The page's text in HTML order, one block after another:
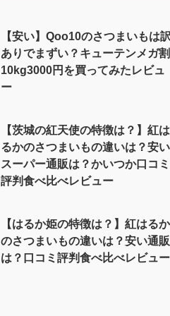
【安い】Qoo10のさつまいもは
ありでまずい？キューテンメガ割
10kg3000円を買ってみたレビュ
ー
【茨城の紅天使の特徴は？】紅は
るかのさつまいもの違いは？安い
スーパー通販は？かいつか口コミ
評判食べ比べレビュー
【はるか姫の特徴は？】紅はるか
のさつまいもの違いは？安い通販
は？口コミ評判食べ比べレビュー